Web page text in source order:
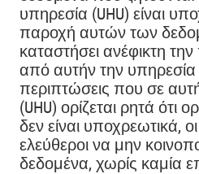
υπηρεσία (UHU) είναι
παροχή αυτών των
καταστήσει ανέφικτη
από αυτήν την υπηρεσία
περιπτώσεις που σε
(UHU) ορίζεται ρητά ότι
δεν είναι υποχρεωτικά,
ελεύθεροι να μην
δεδομένα, χωρίς καμία